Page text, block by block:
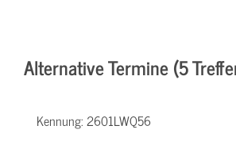
Alternative Termine (5
Kennung:2601LWQ56